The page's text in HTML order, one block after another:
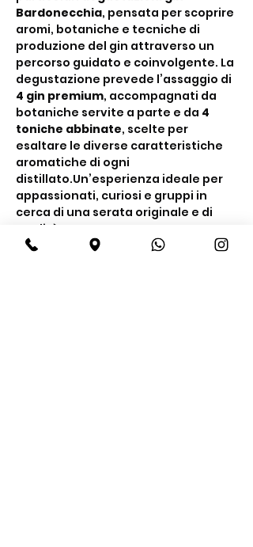
Bardonecchia, pensata per scoprire
aromi, botaniche e tecniche di
produzione del gin attraverso un
percorso guidato e coinvolgente. La
degustazione prevede l’assaggio di
4 gin premium, accompagnati da
botaniche servite a parte e da 4
toniche abbinate, scelte per
esaltare le diverse caratteristiche
aromatiche di ogni
distillato.Un’esperienza ideale per
appassionati, curiosi e gruppi in
cerca di una serata originale e di
qualità.
Cosa include la